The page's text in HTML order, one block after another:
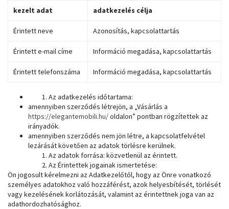
kezelt adat
adatkezelés célja
Érintett neve Azonosítás, kapcsolattartás
Érintett e-mail címe Információ megadása, kapcsolattartás
Érintett telefonszáma Információ megadása, kapcsolattartás
Az adatkezelés időtartama:
amennyiben szerződés létrejön, a „Vásárlás a
https://elegantemobili.hu/oldalon” pontban rögzítettek az
irányadók.
amennyiben szerződés nem jön létre, a kapcsolatfelvétel
lezárását követően az adatok törlésre kerülnek.
Az adatok forrása: közvetlenül az érintett.
Az Érintettek jogainak ismertetése:
Ön jogosult kérelmezni az Adatkezelőtől, hogy az Önre vonatkozó
személyes adatokhoz való hozzáférést, azok helyesbítését, törlését
vagy kezelésének korlátozását, valamint az érintettnek joga van az
adathordozhatósághoz.